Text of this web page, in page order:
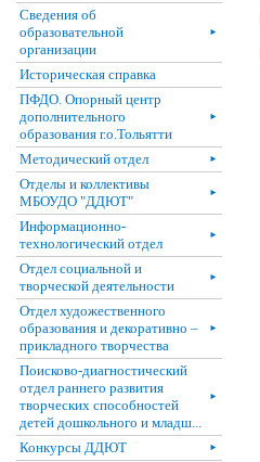
Сведения об
образовательной
организации
►
Историческая справка
ПФДО. Опорный центр
дополнительного
образования г.о.Тольятти
►
Методический отдел ►
Отделы и коллективы
МБОУДО "ДДЮТ"
►
Информационно-
технологический отдел
►
Отдел социальной и
творческой деятельности
►
Отдел художественного
образования и декоративно –
прикладного творчества
►
Поисково-диагностический
отдел раннего развития
творческих способностей
детей дошкольного и младш...
►
Конкурсы ДДЮТ ►